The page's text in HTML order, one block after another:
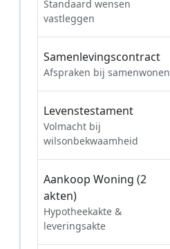
Standaard wensen
vastleggen
Samenlevingscontract
Afspraken bij samenwonen
Levenstestament
Volmacht bij
wilsonbekwaamheid
Aankoop Woning (2
akten)
Hypotheekakte &
leveringsakte